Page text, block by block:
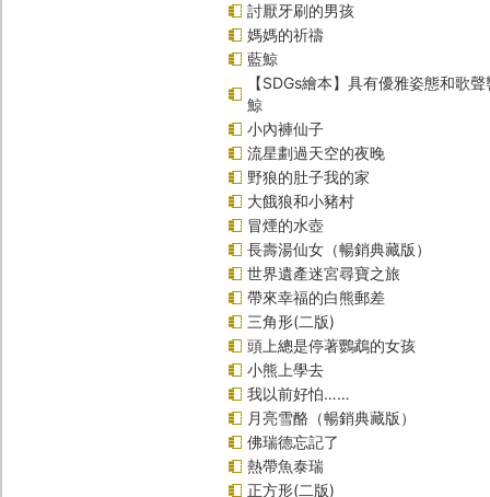
討厭牙刷的男孩
媽媽的祈禱
藍鯨
【SDGs繪本】具有優雅姿態和歌
鯨
小內褲仙子
流星劃過天空的夜晚
野狼的肚子我的家
大餓狼和小豬村
冒煙的水壺
長壽湯仙女（暢銷典藏版）
世界遺產迷宮尋寶之旅
帶來幸福的白熊郵差
三角形(二版)
頭上總是停著鸚鵡的女孩
小熊上學去
我以前好怕……
月亮雪酪（暢銷典藏版）
佛瑞德忘記了
熱帶魚泰瑞
正方形(二版)